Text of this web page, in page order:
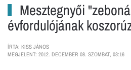
Mesztegnyői
évfordulójának
ÍRTA: KISS JÁNOS
MEGJELENT: 2012. DECEMBER 08. SZOMBAT, 03:16